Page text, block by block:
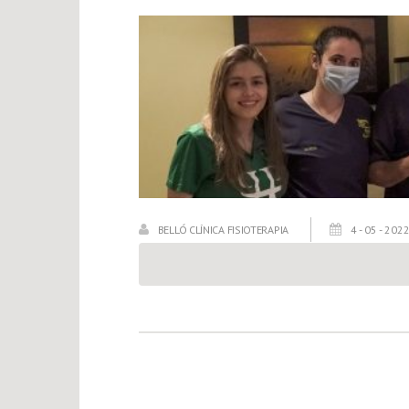
BELLÓ CLÍNICA FISIOTERAPIA 4 - 05 - 2022